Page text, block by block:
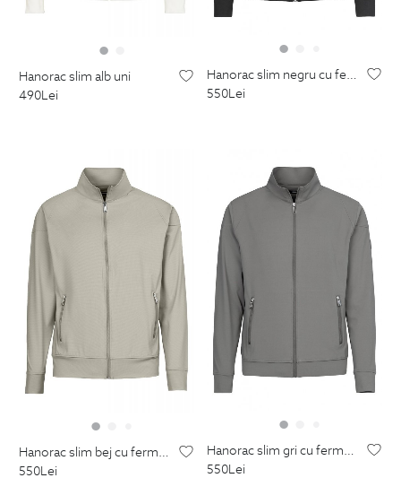
hanorac slim alb uni
490Lei
hanorac slim negru cu fermoar
550Lei
hanorac slim bej cu fermoar
550Lei
hanorac slim gri cu fermoar
550Lei